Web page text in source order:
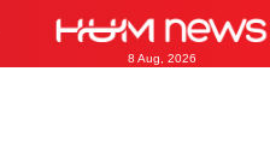
8 Aug, 2026